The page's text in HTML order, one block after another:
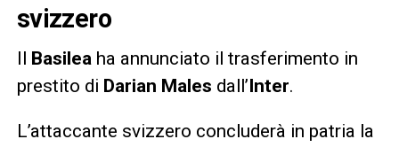
svizzero
Basilea ha annunciato il trasferimento in
prestito di Darian Males dall’ Inter.
L’attaccante svizzero concluderà in patria la